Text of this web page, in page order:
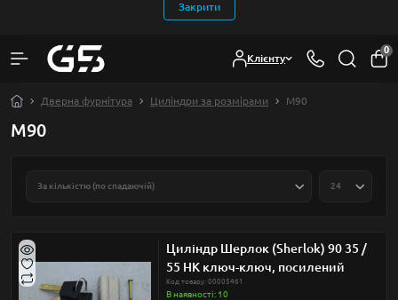
Закрити
Клієнту
0
Дверна фурнітура Циліндри за розмірами М90
М90
Циліндр Шерлок (Sherlok) 90 35 /
55 НК ключ-ключ, посилений
Код товару: 00005461
В наявності: 10